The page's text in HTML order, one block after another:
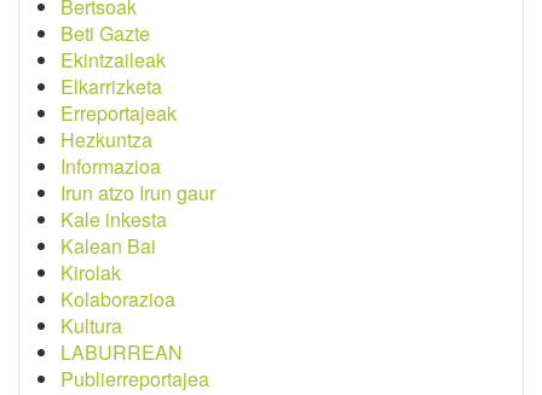
Bertsoak
Beti Gazte
Ekintzaileak
Elkarrizketa
Erreportajeak
Hezkuntza
Informazioa
Irun atzo Irun gaur
Kale inkesta
Kalean Bai
Kirolak
Kolaborazioa
Kultura
LABURREAN
Publierreportajea